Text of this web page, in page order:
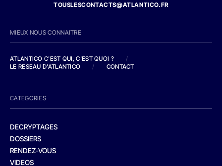
TOUSLESCONTACTS@ATLANTICO.FR
MIEUX NOUS CONNAITRE
ATLANTICO C'EST QUI, C'EST QUOI ?
/
LE RESEAU D'ATLANTICO
/ CONTACT
CATEGORIES
DECRYPTAGES
DOSSIERS
RENDEZ-VOUS
VIDEOS